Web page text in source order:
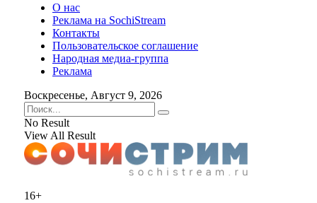
О нас
Реклама на SochiStream
Контакты
Пользовательское соглашение
Народная медиа-группа
Реклама
Воскресенье, Август 9, 2026
No Result
View All Result
16+